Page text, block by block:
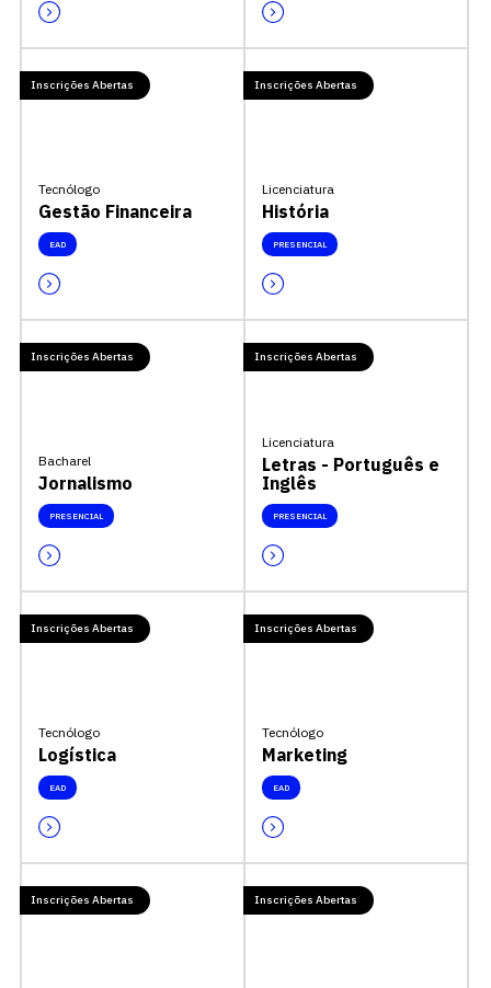
Inscrições Abertas
Tecnólogo
Gestão Financeira
EAD
Inscrições Abertas
Licenciatura
História
PRESENCIAL
Inscrições Abertas
Bacharel
Jornalismo
PRESENCIAL
Inscrições Abertas
Licenciatura
Letras - Português e
Inglês
PRESENCIAL
Inscrições Abertas
Tecnólogo
Logística
EAD
Inscrições Abertas
Tecnólogo
Marketing
EAD
Inscrições Abertas Inscrições Abertas
Escolha a vaga que você
vagas para início de curso